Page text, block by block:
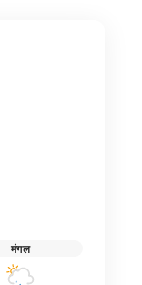
मंगल